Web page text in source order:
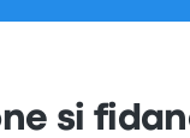
si